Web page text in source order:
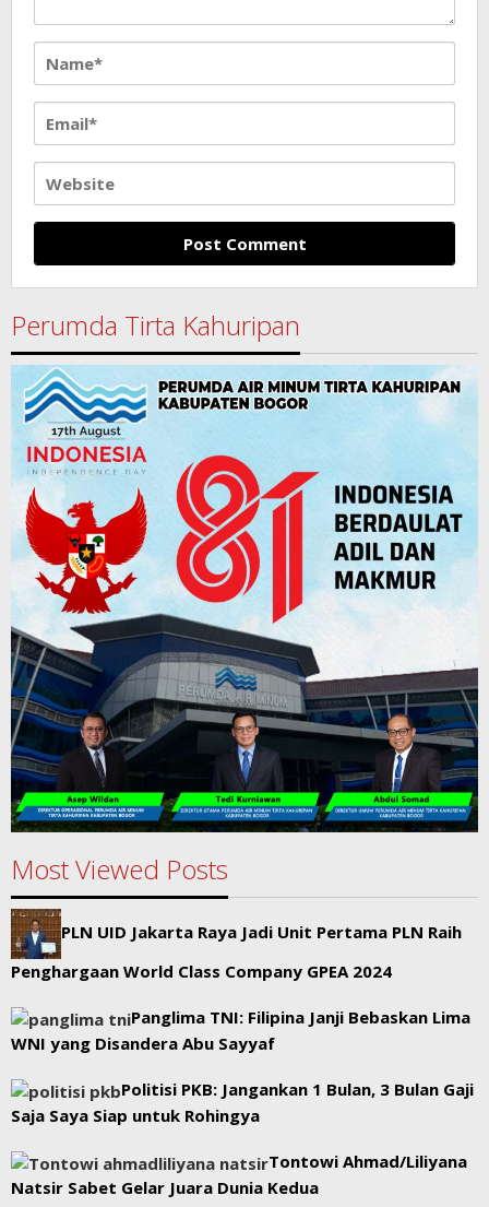
Perumda Tirta Kahuripan
Most Viewed Posts
PLN UID Jakarta Raya Jadi Unit Pertama PLN Raih
Penghargaan World Class Company GPEA 2024
Panglima TNI: Filipina Janji Bebaskan Lima
WNI yang Disandera Abu Sayyaf
Politisi PKB: Jangankan 1 Bulan, 3 Bulan Gaji
Saja Saya Siap untuk Rohingya
Tontowi Ahmad/Liliyana
Natsir Sabet Gelar Juara Dunia Kedua